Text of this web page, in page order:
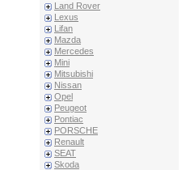
Land Rover
Lexus
Lifan
Mazda
Mercedes
Mini
Mitsubishi
Nissan
Opel
Peugeot
Pontiac
PORSCHE
Renault
SEAT
Skoda